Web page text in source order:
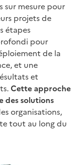
sur mesure pour
projets de
étapes
pour
de la
et une
et
Cette approche
des solutions
organisations,
tout au long du